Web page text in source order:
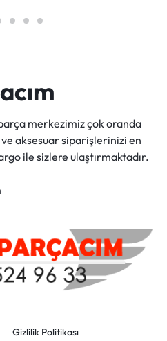
merkezimiz çok oranda
aksesuar siparişlerinizi en
ile sizlere ulaştırmaktadır.
Gizlilik Politikası